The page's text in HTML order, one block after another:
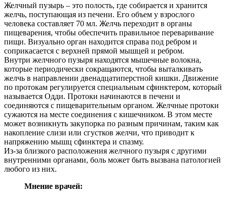
Желчный пузырь – это полость, где собирается и хранится
желчь, поступающая из печени. Его объем у взрослого
человека составляет 70 мл. Желчь переходит в органы
пищеварения, чтобы обеспечить правильное переваривание
пищи. Визуально орган находится справа под ребром и
соприкасается с верхней прямой мышцей и ребром.
Внутри желчного пузыря находятся мышечные волокна,
которые периодически сокращаются, чтобы выталкивать
желчь в направлении двенадцатиперстной кишки. Движение
по протокам регулируется специальным сфинктером, который
называется Одди. Протоки начинаются в печени и
соединяются с пищеварительным органом. Желчные протоки
сужаются на месте соединения с кишечником. В этом месте
может возникнуть закупорка по разным причинам, таким как
накопление слизи или сгустков желчи, что приводит к
напряжению мышц сфинктера и спазму.
Из-за близкого расположения желчного пузыря с другими
внутренними органами, боль может быть вызвана патологией
любого из них.
Мнение врачей: